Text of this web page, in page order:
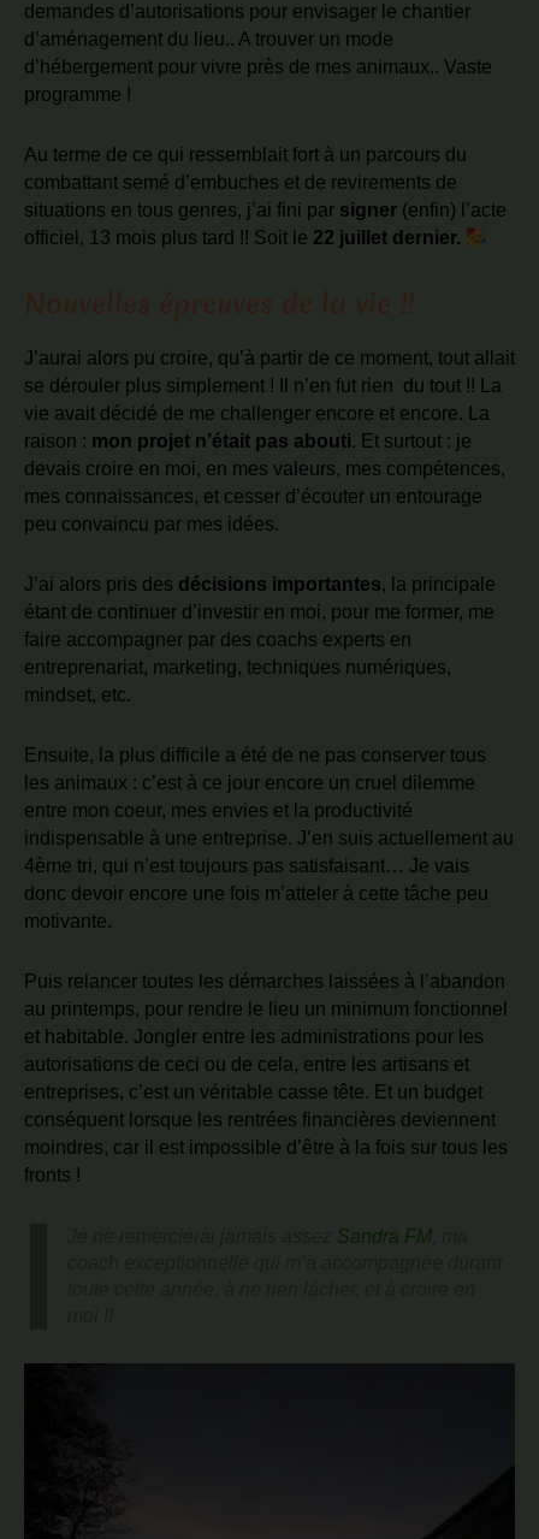
demandes d’autorisations pour envisager le chantier
d’aménagement du lieu.. A trouver un mode
d’hébergement pour vivre près de mes animaux.. Vaste
programme !
Au terme de ce qui ressemblait fort à un parcours du
combattant semé d’embuches et de revirements de
situations en tous genres, j’ai fini par signer (enfin) l’acte
officiel, 13 mois plus tard !! Soit le 22 juillet dernier.
J’aurai alors pu croire, qu’à partir de ce moment, tout allait
se dérouler plus simplement ! Il n’en fut rien du tout !! La
vie avait décidé de me challenger encore et encore. La
raison : mon projet n’était pas abouti. Et surtout : je
devais croire en moi, en mes valeurs, mes compétences,
mes connaissances, et cesser d’écouter un entourage
peu convaincu par mes idées.
J’ai alors pris des décisions importantes, la principale
étant de continuer d’investir en moi, pour me former, me
faire accompagner par des coachs experts en
entreprenariat, marketing, techniques numériques,
mindset, etc.
Ensuite, la plus difficile a été de ne pas conserver tous
les animaux : c’est à ce jour encore un cruel dilemme
entre mon coeur, mes envies et la productivité
indispensable à une entreprise. J’en suis actuellement au
4ème tri, qui n’est toujours pas satisfaisant… Je vais
donc devoir encore une fois m’atteler à cette tâche peu
motivante.
Puis relancer toutes les démarches laissées à l’abandon
au printemps, pour rendre le lieu un minimum fonctionnel
et habitable. Jongler entre les administrations pour les
autorisations de ceci ou de cela, entre les artisans et
entreprises, c’est un véritable casse tête. Et un budget
conséquent lorsque les rentrées financières deviennent
moindres, car il est impossible d’être à la fois sur tous les
fronts !
Sandra FM